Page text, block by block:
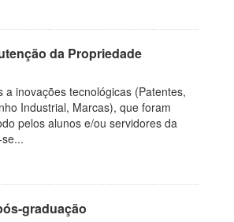
da Propriedade
a inovações tecnológicas (Patentes,
Industrial, Marcas), que foram
pelos alunos e/ou servidores da
graduação